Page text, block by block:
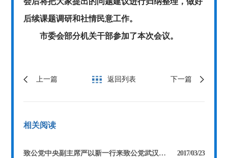
后续课题调研和社情民意工作。
市委会部分机关干部参加了本次会议。
上一篇 返回列表 下一篇
相关阅读
致公党中央副主席严以新一行来致公党武汉市委调研 2017/03/23